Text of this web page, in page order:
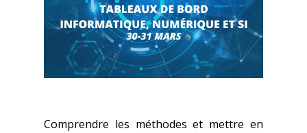
Comprendre les méthodes et mettre en